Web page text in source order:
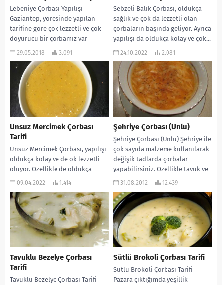
Lebeniye Çorbası Yapılışı
Gaziantep, yöresinde yapılan
tarifine göre çok lezzetli ve çok
doyurucu bir çorbamız var
sırada… Yapılışı da oldukça...
29.05.2018 3.091
Sebzeli Balık Çorbası, oldukça
sağlık ve çok da lezzetli olan
çorbaların başında geliyor. Ayrıca
yapılışı da oldukça kolay ve çok...
24.10.2022 2.081
Unsuz Mercimek Çorbası
Tarifi
Unsuz Mercimek Çorbası, yapılışı
oldukça kolay ve de ok lezzetli
oluyor. Özellikle de oldukça
doyurucu bir lezzet. Mideyi
09.04.2022 1.414
Şehriye Çorbası (Unlu)
Şehriye Çorbası (Unlu) Şehriye ile
çok sayıda malzeme kullanılarak
değişik tadlarda çorbalar
yapabilirsiniz. Özellikle tavuk ve
domatesle çok yakışır. Türk...
31.08.2012 12.439
Tavuklu Bezelye Çorbası
Tarifi
Tavuklu Bezelye Çorbası Tarifi
Sütlü Brokoli Çorbası Tarifi
Sütlü Brokoli Çorbası Tarifi
Pazara çıktığımda yeşillik